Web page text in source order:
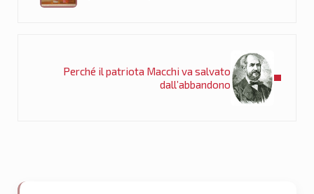
Perché il patriota Macchi va salvato
dall’abbandono